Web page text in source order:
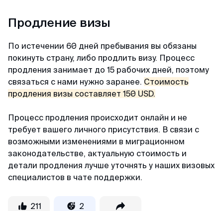
Продление визы
По истечении 60 дней пребывания вы обязаны
покинуть страну, либо продлить визу. Процесс
продления занимает до 15 рабочих дней, поэтому
связаться с нами нужно заранее. Стоимость
продления визы составляет 150 USD.
Процесс продления происходит онлайн и не
требует вашего личного присутствия. В связи с
возможными изменениями в миграционном
законодательстве, актуальную стоимость и
детали продления лучше уточнять у наших визовых
специалистов в чате поддержки.
211 2